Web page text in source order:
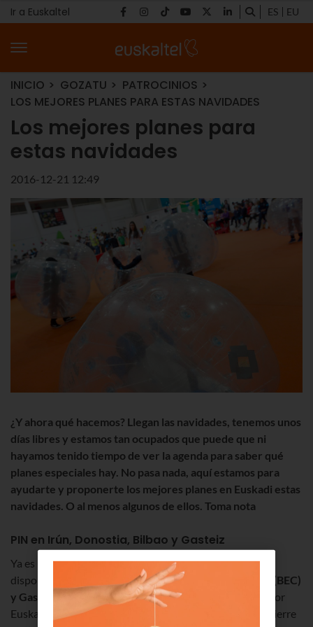
Ir a Euskaltel ES EU
INICIO GOZATU
PATROCINIOS
LOS MEJORES PLANES PARA ESTAS NAVIDADES
Los mejores planes para
estas navidades
2016-12-21 12:49
¿Y ahora qué hacemos? Llegan las navidades, tenemos unos
días libres y estamos tan ocupados que puede que ni
hayamos tenido tiempo de ver la agenda para saber qué
planes especiales hay. No pasa nada, aquí estamos para
ayudarte y proponerte los mejores planes en Euskadi estas
navidades. O al menos algunos de ellos. Toma nota
PIN en Irún, Donostia, Bilbao y Gasteiz
Ya es un clásico. El Parque Infantil de Navidad estará
disponible en
Irún (Ficoba),Donostia (Kursaal), Bilbao (BEC)
y Gasteiz (Iradier Arena). El PIN de Irún, patrocinado por
Euskaltel, abrirá del 26 de diciembre al 4 de enero, con cierre